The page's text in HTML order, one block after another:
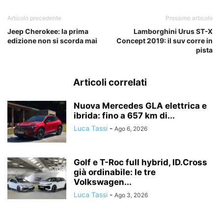
Articolo precedente
Jeep Cherokee: la prima
edizione non si scorda mai
Prossimo articolo
Lamborghini Urus ST-X
Concept 2019: il suv corre in
pista
Articoli correlati
Nuova Mercedes GLA elettrica e
ibrida: fino a 657 km di...
Luca Tassi - Ago 6, 2026
Golf e T-Roc full hybrid, ID.Cross
già ordinabile: le tre
Volkswagen...
Luca Tassi - Ago 3, 2026